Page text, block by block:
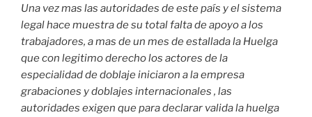
Una vez mas las autoridades de este país y el sistema
legal hace muestra de su total falta de apoyo a los
trabajadores, a mas de un mes de estallada la Huelga
que con legitimo derecho los actores de la
especialidad de doblaje iniciaron a la empresa
grabaciones y doblajes internacionales , las
autoridades exigen que para declarar valida la huelga